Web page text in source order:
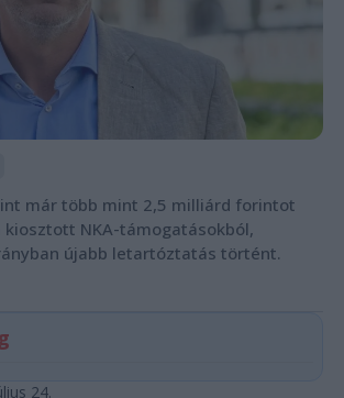
már több mint 2,5 milliárd forintot
NKA-támogatásokból,
újabb letartóztatás történt.
24.